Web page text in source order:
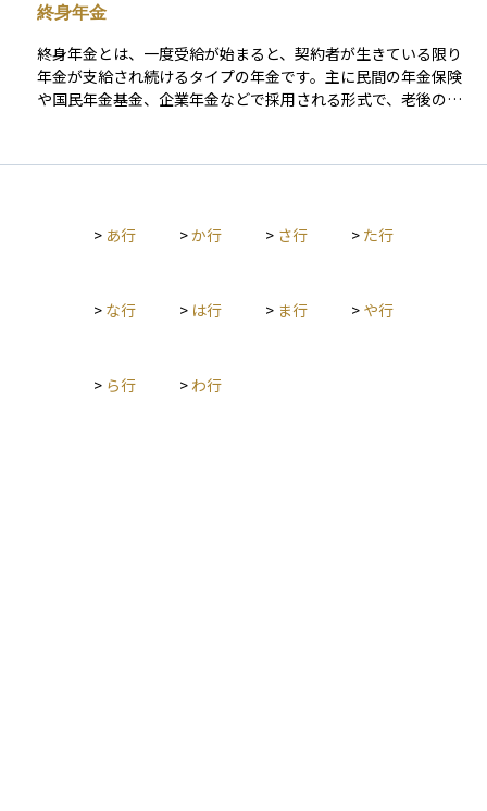
なり、法律や契約内容によって定められています。
終身年金
終身年金とは、一度受給が始まると、契約者が生きている限り
年金が支給され続けるタイプの年金です。主に民間の年金保険
や国民年金基金、企業年金などで採用される形式で、老後の長
金が尽きる心配が少なくなります。支給額は契約時に決められ
は非常に有効であり、特に退職後の生活費の柱として設計する
遺族保障とのバランスも検討が必要です。
> あ行 >か行 > さ行 > た行
> な行 > は行 > ま行 > や行
> ら行 > わ行